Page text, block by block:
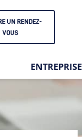
UN RENDEZ-
VOUS
ENTREPRISE